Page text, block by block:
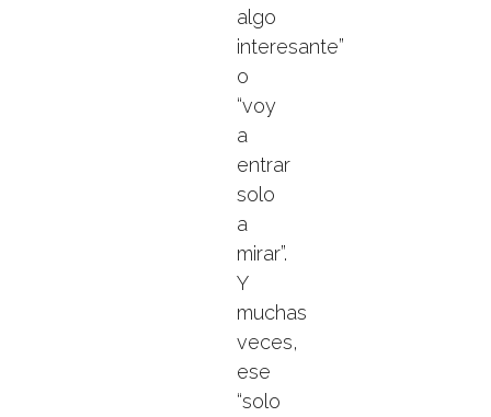
algo
interesante”
o
“voy
a
entrar
solo
a
mirar”.
Y
muchas
veces,
ese
“solo